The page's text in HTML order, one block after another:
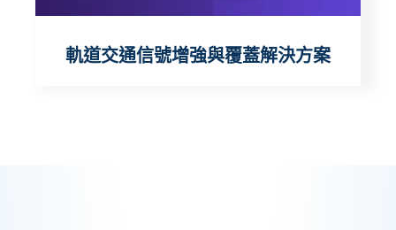
軌道交通信號增強與覆蓋解決方案